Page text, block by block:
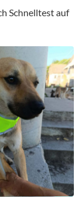
Schnelltest auf